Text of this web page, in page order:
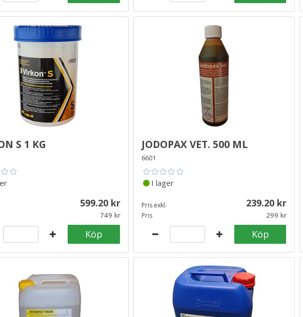
S 1 kg
599.20
749
Köp
Jodopax Vet. 500 ml
6601
I lager
Pris exkl. 239.20
Pris 299
Köp